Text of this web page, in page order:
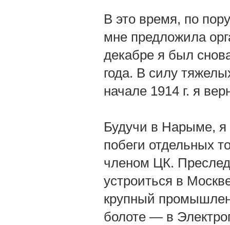
В это время, по
мне предложила
декабре я был
года. В силу
начале 1914 г. я
Будучи в Нарыме, я
побеги отдельных
членом ЦК.
устроиться в
крупный
болоте — в